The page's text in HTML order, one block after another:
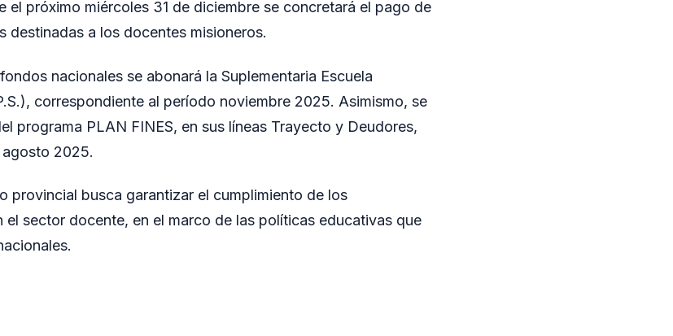
el próximo miércoles 31 de diciembre se concretará el pago de
destinadas a los docentes misioneros.
nacionales se abonará la Suplementaria Escuela
correspondiente al período noviembre 2025. Asimismo, se
programa PLAN FINES, en sus líneas Trayecto y Deudores,
2025.
provincial busca garantizar el cumplimiento de los
el sector docente, en el marco de las políticas educativas que